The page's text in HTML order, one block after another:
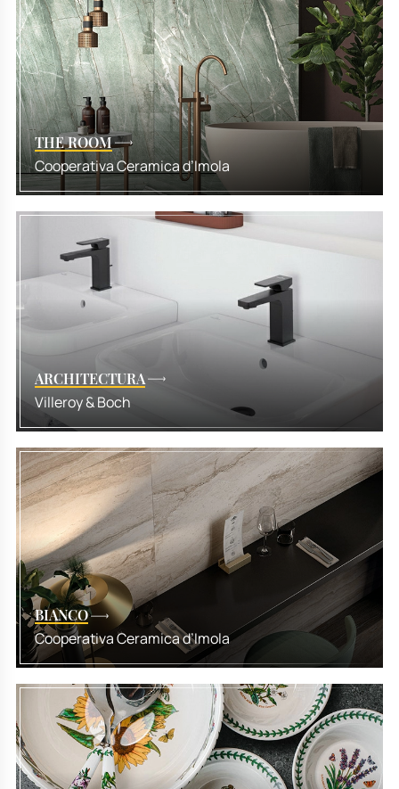
THE ROOM
Cooperativa Ceramica d’Imola
ARCHITECTURA
Villeroy & Boch
BIANCO
Cooperativa Ceramica d’Imola